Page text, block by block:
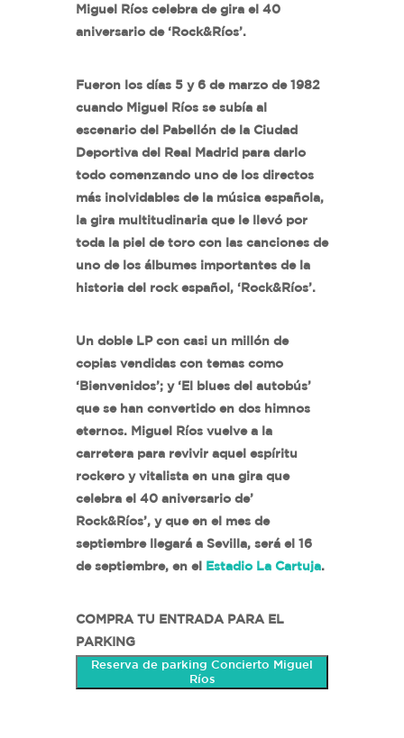
Miguel Ríos celebra de gira el 40
aniversario de ‘Rock&Ríos’.
Fueron los días 5 y 6 de marzo de 1982
cuando Miguel Ríos se subía al
escenario del Pabellón de la Ciudad
Deportiva del Real Madrid para darlo
todo comenzando uno de los directos
más inolvidables de la música española,
la gira multitudinaria que le llevó por
toda la piel de toro con las canciones de
uno de los álbumes importantes de la
historia del rock español, ‘Rock&Ríos’.
Un doble LP con casi un millón de
copias vendidas con temas como
‘Bienvenidos’; y ‘El blues del autobús’
que se han convertido en dos himnos
eternos. Miguel Ríos vuelve a la
carretera para revivir aquel espíritu
rockero y vitalista en una gira que
celebra el 40 aniversario de’
Rock&Ríos’, y que en el mes de
septiembre llegará a Sevilla, será el 16
de septiembre, en el Estadio La Cartuja.
COMPRA TU ENTRADA PARA EL
PARKING
Reserva de parking Concierto Miguel
Ríos